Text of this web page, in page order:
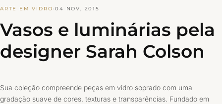
ARTE EM VIDRO·04 NOV, 2015
Vasos e luminárias pela
designer Sarah Colson
Sua coleção compreende peças em vidro soprado com uma
gradação suave de cores, texturas e transparências. Fundado em